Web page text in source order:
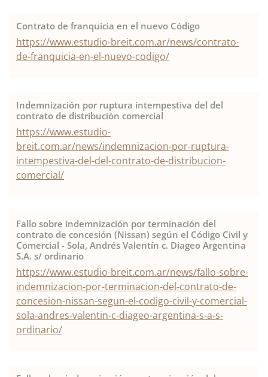
Contrato de franquicia en el nuevo Código
https://www.estudio-breit.com.ar/news/contrato-
de-franquicia-en-el-nuevo-codigo/
Indemnización por ruptura intempestiva del del
contrato de distribución comercial
https://www.estudio-
breit.com.ar/news/indemnizacion-por-ruptura-
intempestiva-del-del-contrato-de-distribucion-
comercial/
Fallo sobre indemnización por terminación del
contrato de concesión (Nissan) según el Código Civil y
Comercial - Sola, Andrés Valentín c. Diageo Argentina
S.A. s/ ordinario
https://www.estudio-breit.com.ar/news/fallo-sobre-
indemnizacion-por-terminacion-del-contrato-de-
concesion-nissan-segun-el-codigo-civil-y-comercial-
sola-andres-valentin-c-diageo-argentina-s-a-s-
ordinario/